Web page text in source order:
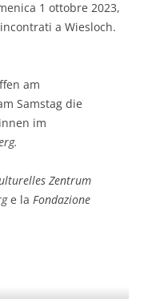
1 ottobre 2023,
a Wiesloch.
am
Samstag die
im
Zentrum
e la Fondazione